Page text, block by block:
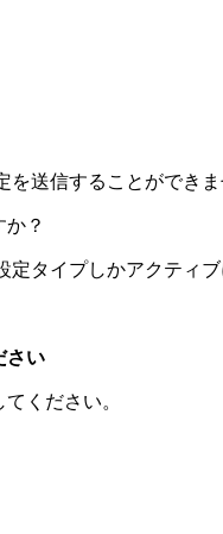
送信することができま
？
タイプしかアクティ
さい
ください。